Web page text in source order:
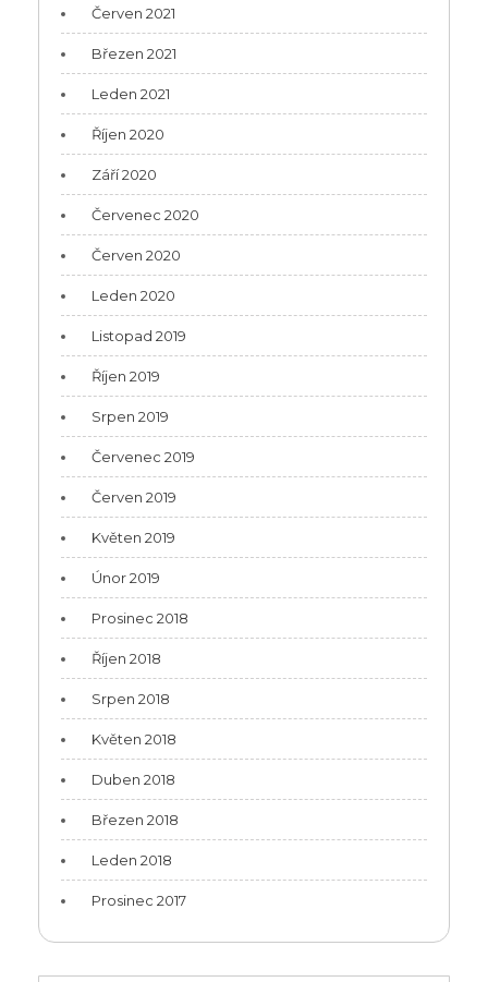
Červen 2021
Březen 2021
Leden 2021
Říjen 2020
Září 2020
Červenec 2020
Červen 2020
Leden 2020
Listopad 2019
Říjen 2019
Srpen 2019
Červenec 2019
Červen 2019
Květen 2019
Únor 2019
Prosinec 2018
Říjen 2018
Srpen 2018
Květen 2018
Duben 2018
Březen 2018
Leden 2018
Prosinec 2017